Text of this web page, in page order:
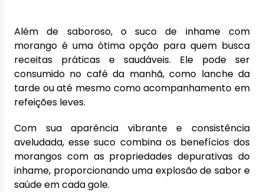
Além de saboroso, o suco de inhame com
morango é uma ótima opção para quem busca
receitas práticas e saudáveis. Ele pode ser
consumido no café da manhã, como lanche da
tarde ou até mesmo como acompanhamento em
refeições leves.
Com sua aparência vibrante e consistência
aveludada, esse suco combina os benefícios dos
morangos com as propriedades depurativas do
inhame, proporcionando uma explosão de sabor e
saúde em cada gole.